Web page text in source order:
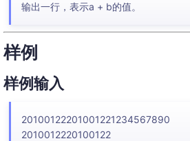
输出一行，表示a + b的值。
样例
样例输入
20100122201001221234567890
2010012220100122